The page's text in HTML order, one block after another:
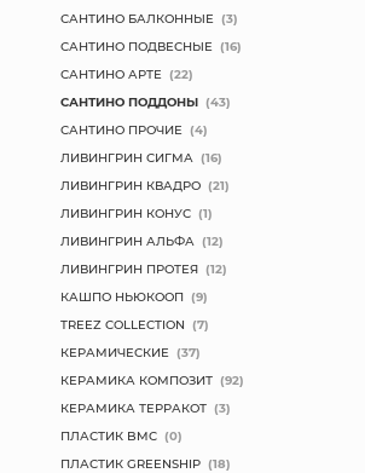
САНТИНО БАЛКОННЫЕ (3)
САНТИНО ПОДВЕСНЫЕ (16)
САНТИНО АРТЕ (22)
САНТИНО ПОДДОНЫ (43)
САНТИНО ПРОЧИЕ (4)
ЛИВИНГРИН СИГМА (16)
ЛИВИНГРИН КВАДРО (21)
ЛИВИНГРИН КОНУС (1)
ЛИВИНГРИН АЛЬФА (12)
ЛИВИНГРИН ПРОТЕЯ (12)
КАШПО НЬЮКООП (9)
TREEZ COLLECTION (7)
КЕРАМИЧЕСКИЕ (37)
КЕРАМИКА КОМПОЗИТ (92)
КЕРАМИКА ТЕРРАКОТ (3)
ПЛАСТИК BMC (0)
ПЛАСТИК GREENSHIP (18)